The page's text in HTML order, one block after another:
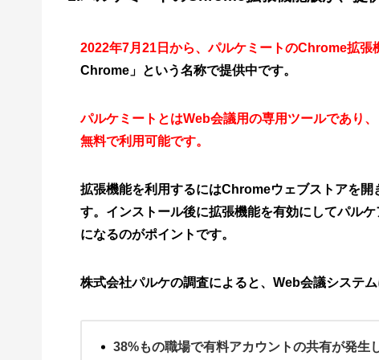
2022年7月21日から、パルケミートのChrome拡張
Chrome」という名称で提供中です。
パルケミートとはWeb会議用の専用ツールであり
無料で利用可能です。
拡張機能を利用するにはChromeウェブストアを
す。インストール後に拡張機能を有効にしてパル
になるのがポイントです。
株式会社パルケの調査によると、Web会議システ
38%もの職場で有料アカウントの共有が発生